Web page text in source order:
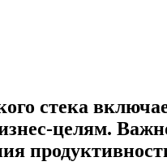
стека
целям.